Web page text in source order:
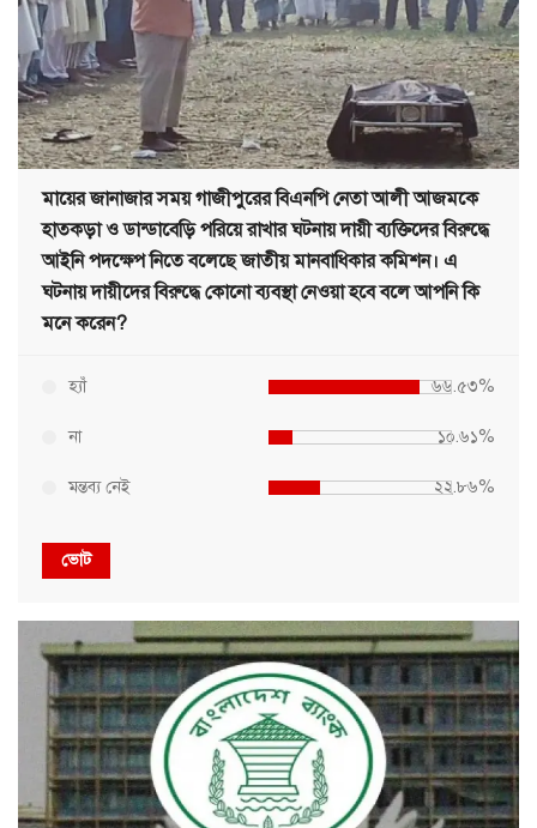
মায়ের জানাজার সময় গাজীপুরের বিএনপি নেতা আলী আজমকে
হাতকড়া ও ডান্ডাবেড়ি পরিয়ে রাখার ঘটনায় দায়ী ব্যক্তিদের বিরুদ্ধে
আইনি পদক্ষেপ নিতে বলেছে জাতীয় মানবাধিকার কমিশন। এ
ঘটনায় দায়ীদের বিরুদ্ধে কোনো ব্যবস্থা নেওয়া হবে বলে আপনি কি
মনে করেন?
হ্যাঁ ৬৬.৫৩%
না ১০.৬১%
মন্তব্য নেই ২২.৮৬%
ভোট